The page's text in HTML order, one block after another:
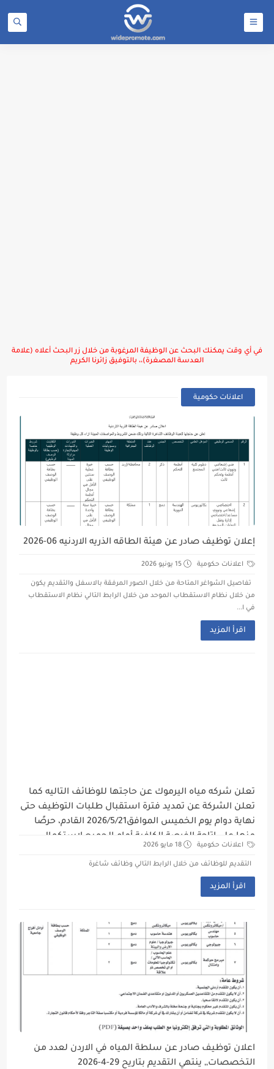
في أي وقت يمكنك البحث عن الوظيفة المرغوبة من خلال زر البحث أعلاه (علامة
العدسة المصغرة)،، بالتوفيق زائرنا الكريم
اعلانات حكومية
إعلان توظيف صادر عن هيئة الطاقه الذريه الاردنيه 06-2026
اعلانات حكومية 15 يونيو 2026
تفاصيل الشواغر المتاحة من خلال الصور المرفقة بالاسفل والتقديم يكون
من خلال نظام الاستقطاب الموحد من خلال الرابط التالي نظام الاستقطاب
في ا...
اقرأ المزيد
تعلن شركه مياه اليرموك عن حاجتها للوظائف التاليه كما
تعلن الشركة عن تمديد فترة استقبال طلبات التوظيف حتى
نهاية دوام يوم الخميس الموافق2026/5/21 القادم، حرصًا
منها على إتاحة الفرصة الكافية أمام الجميع لاستكمال
إجراءات التقديم.
اعلانات حكومية 18 مايو 2026
التقديم للوظائف من خلال الرابط التالي وظائف شاغرة
اقرأ المزيد
اعلان توظيف صادر عن سلطة المياه في الاردن لعدد من
التخصصات,, ينتهي التقديم بتاريح 29-4-2026